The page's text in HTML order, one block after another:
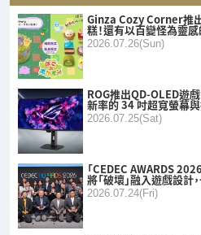
Ginza Cozy Corner推
糕！還有以百變怪為靈
2026.07.26(Sun)
ROG推出QD-OLED遊
新率的 34 吋超寬螢幕
2026.07.25(Sat)
「CEDEC AWARDS
將「破壞」融入遊戲設計
2026.07.24(Fri)